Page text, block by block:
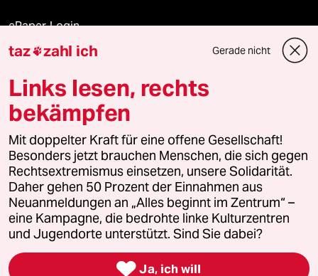
ePaper Login
Downloads für Abonnierende
© 2026 taz Verlags und Vertriebs GmbH
Alle Rechte vorbehalten. Bei rechtlichen Fragen oder für Genehmigungen
wenden Sie sich bitte an
lizenzen@taz.de
Feedback Redaktionsstatut Kommune-Richtlinien
Leitlinie Informant Datenschutz Impressum AGB
Seitenwende Einwilligungen widerrufen (Ads)
taz zahl ich Gerade nicht
Links lesen, rechts
bekämpfen
Mit doppelter Kraft für eine offene Gesellschaft!
Besonders jetzt brauchen Menschen, die sich gegen
Rechtsextremismus einsetzen, unsere Solidarität.
Daher gehen 50 Prozent der Einnahmen aus
Neuanmeldungen an „Alles beginnt im Zentrum“ –
eine Kampagne, die bedrohte linke Kulturzentren
und Jugendorte unterstützt. Sind Sie dabei?
 Ja, ich will